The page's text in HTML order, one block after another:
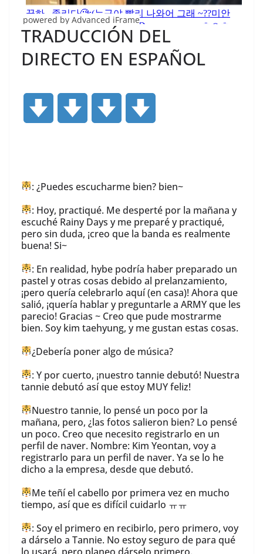
powered by Advanced iFrame
TRADUCCIÓN DEL
DIRECTO EN ESPAÑOL
: ¿Puedes escucharme bien? bien~
: Hoy, practiqué. Me desperté por la mañana y
escuché Rainy Days y me preparé y practiqué,
pero sin duda, ¡creo que la banda es realmente
buena! Si~
: En realidad, hybe podría haber preparado un
pastel y otras cosas debido al prelanzamiento,
¡pero quería celebrarlo aquí (en casa)! Ahora que
salió, ¡quería hablar y preguntarle a ARMY que les
parecio! Gracias ~ Creo que pude mostrarme
bien. Soy kim taehyung, y me gustan estas cosas.
¿Debería poner algo de música?
: Y por cuerto, ¡nuestro tannie debutó! Nuestra
tannie debutó así que estoy MUY feliz!
Nuestro tannie, lo pensé un poco por la
mañana, pero, ¿las fotos salieron bien? Lo pensé
un poco. Creo que necesito registrarlo en un
perfil de naver. Nombre: Kim Yeontan, voy a
registrarlo para un perfil de naver. Ya se lo he
dicho a la empresa, desde que debutó.
Me teñí el cabello por primera vez en mucho
tiempo, así que es difícil cuidarlo ㅠㅠ
: Soy el primero en recibirlo, pero primero, voy
a dárselo a Tannie. No estoy seguro de para qué